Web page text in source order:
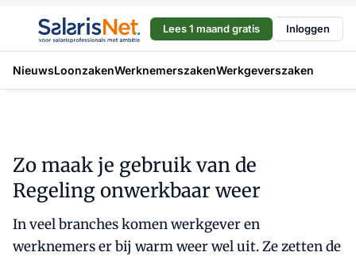
Lees 1 maand gratis Inloggen
NieuwsLoonzakenWerknemerszakenWerkgeverszaken
Zo maak je gebruik van de
Regeling onwerkbaar weer
In veel branches komen werkgever en
werknemers er bij warm weer wel uit. Ze zetten de